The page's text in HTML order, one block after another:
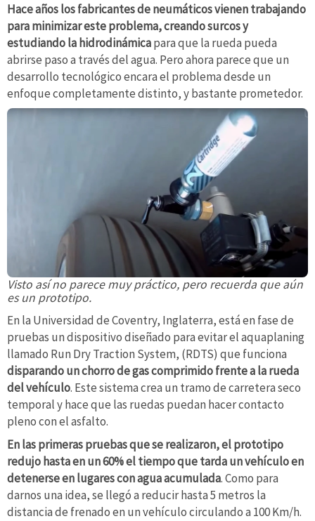
Hace años los fabricantes de neumáticos vienen trabajando
para minimizar este problema, creando surcos y
estudiando la hidrodinámicapara que la rueda pueda
abrirse paso a través del agua. Pero ahora parece que un
desarrollo tecnológico encara el problema desde un
enfoque completamente distinto, y bastante prometedor.
Visto así no parece muy práctico, pero recuerda que aún
es un prototipo.
En la Universidad de Coventry, Inglaterra, está en fase de
pruebas un dispositivo diseñado para evitar el aquaplaning
llamado Run Dry Traction System, (RDTS) que funciona
disparando un chorro de gas comprimido frente a la rueda
del vehículo. Este sistema crea un tramo de carretera seco
temporal y hace que las ruedas puedan hacer contacto
pleno con el asfalto.
En las primeras pruebas que se realizaron, el prototipo
redujo hasta en un 60% el tiempo que tarda un vehículo en
detenerse en lugares con agua acumulada. Como para
darnos una idea, se llegó a reducir hasta 5 metros la
distancia de frenado en un vehículo circulando a 100 Km/h.